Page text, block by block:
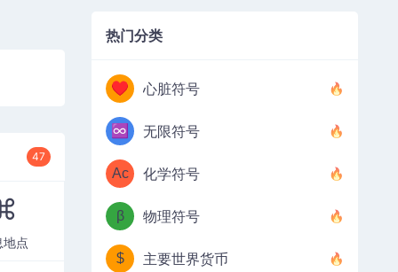
47
地点
热门分类
♥ 心脏符号
♾️ 无限符号
Ac 化学符号
β 物理符号
$ 主要世界货币